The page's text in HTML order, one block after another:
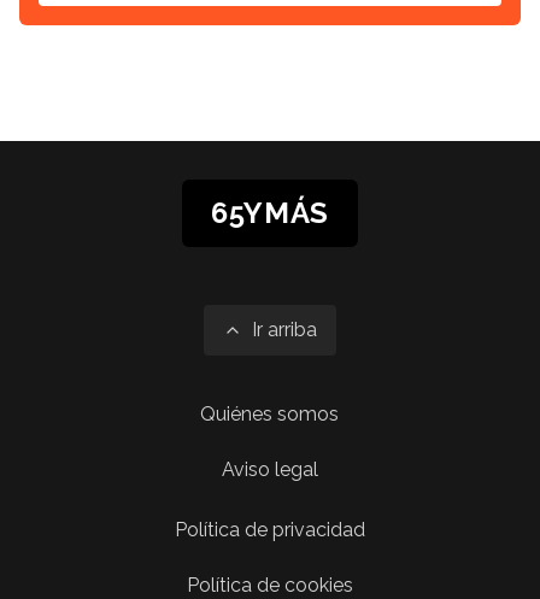
65YMÁS
Ir arriba
Quiénes somos
Aviso legal
Política de privacidad
Política de cookies